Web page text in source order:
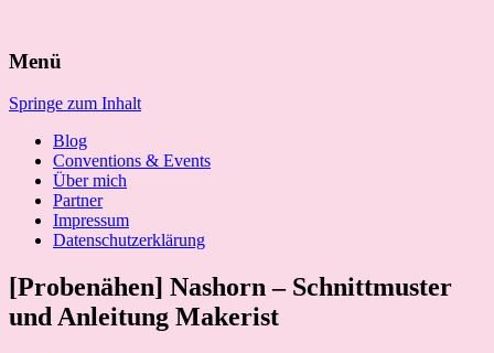
nach:
Menü
Springe zum Inhalt
Blog
Conventions & Events
Über mich
Partner
Impressum
Datenschutzerklärung
[Probenähen] Nashorn – Schnittmuster
und Anleitung Makerist